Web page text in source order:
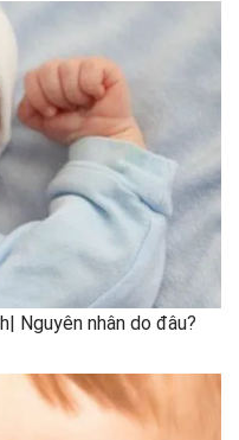
Nguyên nhân do đâu?